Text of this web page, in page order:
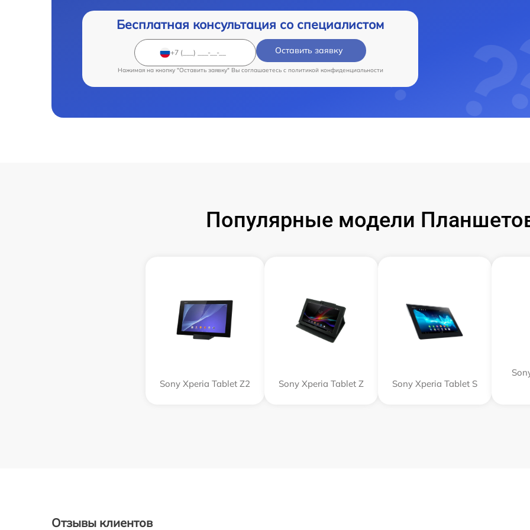
Бесплатная консультация со специалистом
Оставить заявку
Нажимая на кнопку "Оставить заявку" Вы соглашаетесь c политикой конфиденциальности
Популярные модели
Sony Xperia Tablet Z2 Sony Xperia Tablet Z Sony Xperia Tablet S
Отзывы клиентов